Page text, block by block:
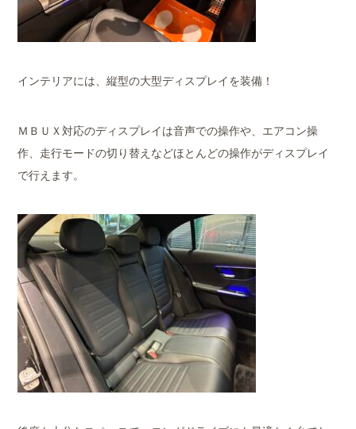
インテリアには、縦型の大型ディスプレイを装備！
ＭＢＵＸ対応のディスプレイは音声での操作や、エアコン操
作、走行モードの切り替えなどほとんどの操作がディスプレイ
で行えます。